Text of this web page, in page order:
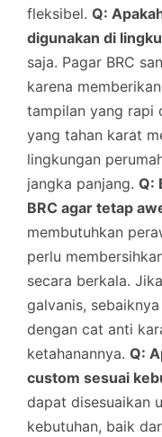
fleksibel. Q:
digunakan di
saja. Pagar BRC
karena
tampilan yang rapi
yang tahan karat
lingkungan
jangka panjang. Q:
BRC agar tetap
membutuhkan
perlu
secara berkala.
galvanis,
dengan cat anti
ketahanannya. Q:
custom sesuai
dapat disesuaikan
kebutuhan, baik